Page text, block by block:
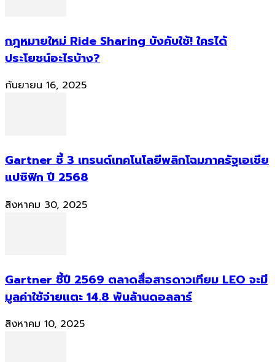
กฎหมายใหม่ Ride Sharing บังคับใช้! ใครได้
ประโยชน์อะไรบ้าง?
กันยายน 16, 2025
Gartner ชี้ 3 เทรนด์เทคโนโลยีพลิกโฉมภาครัฐเอเชีย
แปซิฟิก ปี 2568
สิงหาคม 30, 2025
Gartner ชี้ปี 2569 ตลาดสื่อสารดาวเทียม LEO จะมี
มูลค่าใช้จ่ายแตะ 14.8 พันล้านดอลลาร์
สิงหาคม 10, 2025